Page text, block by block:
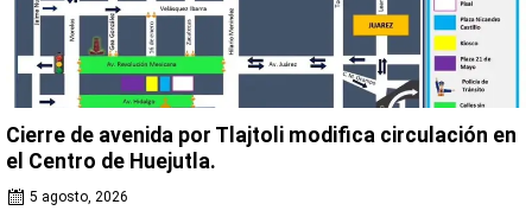
Cierre de avenida por Tlajtoli modifica circulación en
el Centro de Huejutla.
5 agosto, 2026